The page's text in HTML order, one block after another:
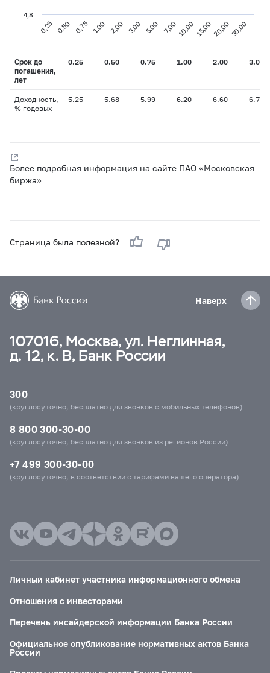
0,25 0,50 0,75 1,00 2,00 3,00 5,00 7,00 10,00 15,0020,0030,00
4,8
Срок до
погашения,
лет
0.25 0.50 0.75 1.00 2.00 3.00
Доходность,
% годовых
5.25 5.68 5.99 6.20 6.60 6.74
Более подробная информация на сайте ПАО «Московская
биржа»
Страница была полезной?
Наверх
107016, Москва, ул. Неглинная,
д. 12, к. В, Банк России
300
(круглосуточно, бесплатно для звонков с мобильных телефонов)
8 800 300-30-00
(круглосуточно, бесплатно для звонков из регионов России)
+7 499 300-30-00
(круглосуточно, в соответствии с тарифами вашего оператора)
Личный кабинет участника информационного обмена
Отношения с инвесторами
Перечень инсайдерской информации Банка России
Официальное опубликование нормативных актов Банка
России